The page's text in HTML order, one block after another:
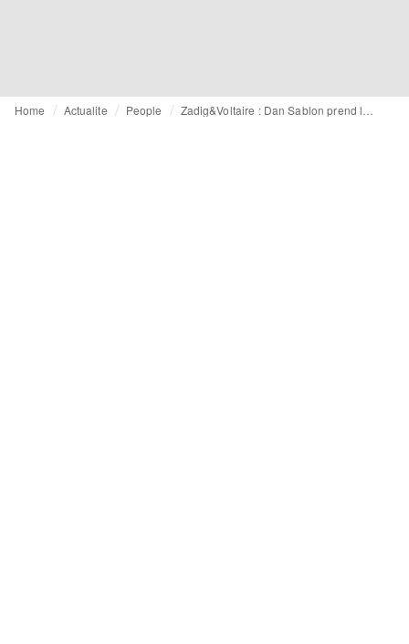
Home Actualite People